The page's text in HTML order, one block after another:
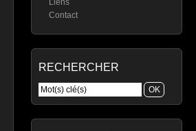
Liens
Contact
RECHERCHER